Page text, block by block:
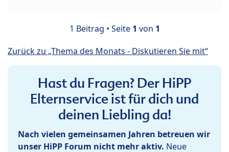
1 Beitrag • Seite 1 von 1
Zurück zu „Thema des Monats - Diskutieren Sie mit“
Hast du Fragen? Der HiPP
Elternservice ist für dich und
deinen Liebling da!
Nach vielen gemeinsamen Jahren betreuen wir
unser HiPP Forum nicht mehr aktiv. Neue